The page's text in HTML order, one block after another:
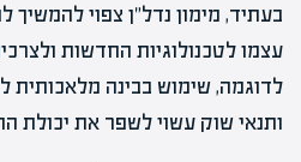
בעתיד, מימון נדל"ן צפוי
עצמו לטכנולוגיות החדשות
לדוגמה, שימוש בבינה מלאכותית
ותנאי שוק עשוי לשפר את יכולת